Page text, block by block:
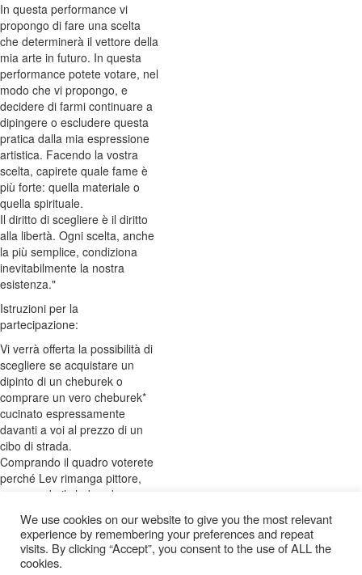
In questa performance vi
propongo di fare una scelta
che determinerà il vettore della
mia arte in futuro. In questa
performance potete votare, nel
modo che vi propongo, e
decidere di farmi continuare a
dipingere o escludere questa
pratica dalla mia espressione
artistica. Facendo la vostra
scelta, capirete quale fame è
più forte: quella materiale o
quella spirituale.
Il diritto di scegliere è il diritto
alla libertà. Ogni scelta, anche
la più semplice, condiziona
inevitabilmente la nostra
esistenza."
Istruzioni per la
partecipazione:
Vi verrà offerta la possibilità di
scegliere se acquistare un
dipinto di un cheburek o
comprare un vero cheburek*
cucinato espressamente
davanti a voi al prezzo di un
cibo di strada.
Comprando il quadro voterete
perché Lev rimanga pittore,
comprando il cheburek
pittura dalla pratica dell'artista.
Il numero di acquisti è
illimitato.
We use cookies on our website to give you the most relevant
experience by remembering your preferences and repeat
visits. By clicking “Accept”, you consent to the use of ALL the
cookies.